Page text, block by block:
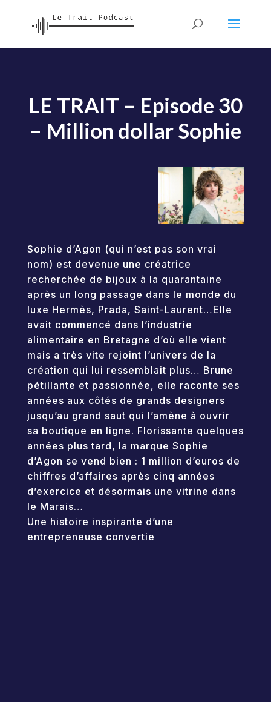
LE TRAIT – Episode 30
– Million dollar Sophie
Sophie d’Agon (qui n’est pas son vrai
nom) est devenue une créatrice
recherchée de bijoux à la quarantaine
après un long passage dans le monde du
luxe Hermès, Prada, Saint-Laurent…Elle
avait commencé dans l’industrie
alimentaire en Bretagne d’où elle vient
mais a très vite rejoint l’univers de la
création qui lui ressemblait plus… Brune
pétillante et passionnée, elle raconte ses
années aux côtés de grands designers
jusqu’au grand saut qui l’amène à ouvrir
sa boutique en ligne. Florissante quelques
années plus tard, la marque Sophie
d’Agon se vend bien : 1 million d’euros de
chiffres d’affaires après cinq années
d’exercice et désormais une vitrine dans
le Marais…
Une histoire inspirante d’une
entrepreneuse convertie